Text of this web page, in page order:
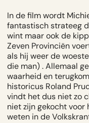
In de film wordt
fantastisch strateeg
wint maar ook de
Zeven Provinciën
als hij weer de
die man) . Allemaal
waarheid en
historicus Roland
vindt het dus niet zo
niet zijn gekocht voor
weten inde